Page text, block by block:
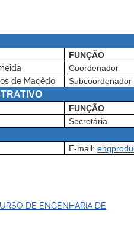
FUNÇÃO
Coordenador
de Macêdo Subcoordenador
FUNÇÃO
Secretária
E-mail:
DE ENGENHARIA DE